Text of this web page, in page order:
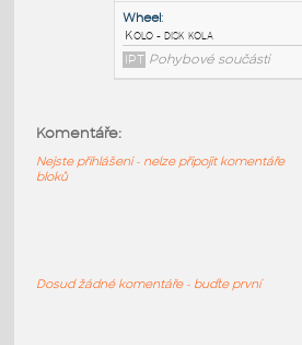
BMW Rim M8 - disk
F3D Pohybové
Pohybové
Pohybové
Komentáře:
Nejste přihlášeni - nelze připojit komentáře
bloků
Dosud žádné komentáře - buďte první